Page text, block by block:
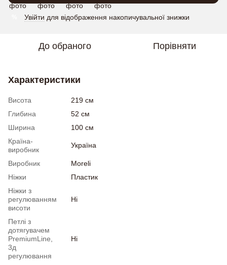
Увійти для відображення накопичувальної знижки
До обраного Порівняти
Характеристики
Висота
219 см
Глибина
52 см
Ширина
100 см
Країна-
виробник
Україна
Виробник
Moreli
Ніжки
Пластик
Ніжки з
регулюванням
висоти
Ні
Петлі з
дотягувачем
PremiumLine,
3д
регулювання
Ні